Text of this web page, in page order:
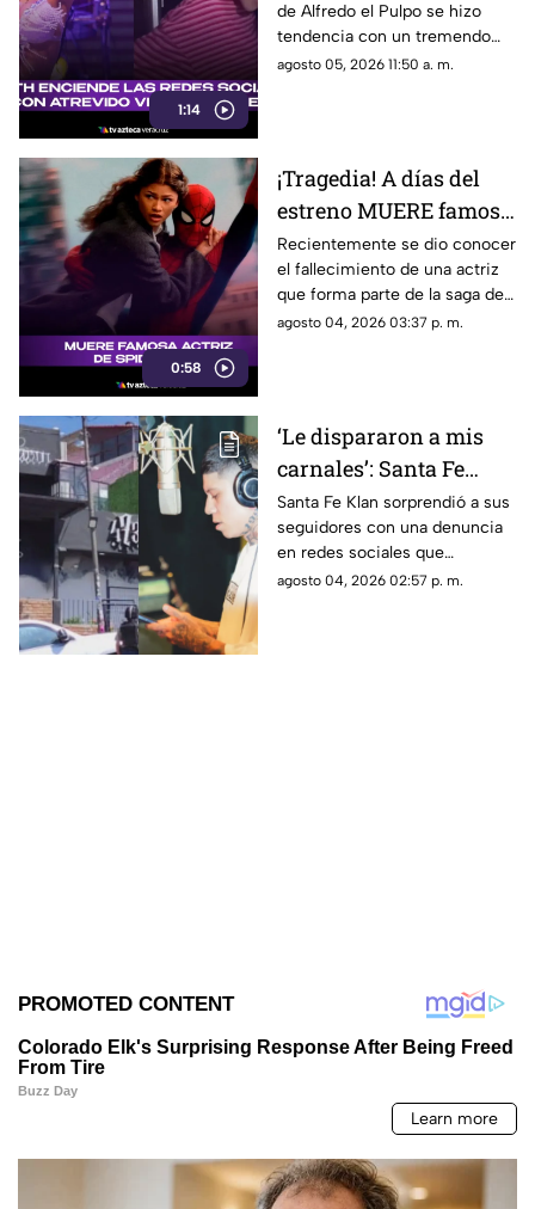
1:14
video de baile
de Alfredo el Pulpo se hizo
tendencia con un tremendo
baile que compartió en sus
agosto 05, 2026 11:50 a. m.
0:58
¡Tragedia! A días del
estreno MUERE famosa
actriz de Spider-Man;
esto se sabe
Recientemente se dio conocer
el fallecimiento de una actriz
que forma parte de la saga de
Spider-Man.
agosto 04, 2026 03:37 p. m.
‘Le dispararon a mis
carnales’: Santa Fe
Klan ROMPE el silencio
tras BALACERA en su
tienda; esto se sabe
Santa Fe Klan sorprendió a sus
seguidores con una denuncia
en redes sociales que
rápidamente generó
agosto 04, 2026 02:57 p. m.